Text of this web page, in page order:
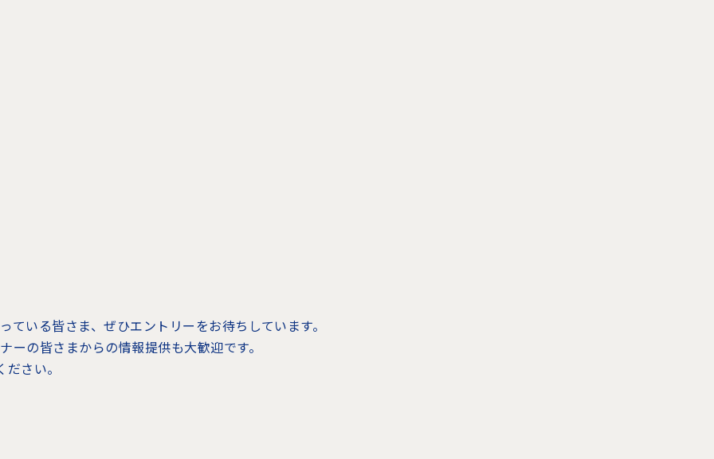
いる皆さま、ぜひエントリーをお待ちしています。
の皆さまからの情報提供も大歓迎です。
さい。